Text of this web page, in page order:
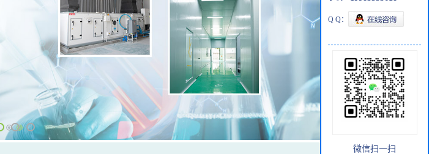
Q Q：
微信扫一扫